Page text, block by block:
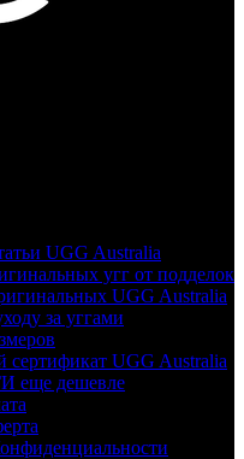
UGG Australia
угг от подделок
UGG Australia
за уггами
сертификат UGG Australia
еще дешевле